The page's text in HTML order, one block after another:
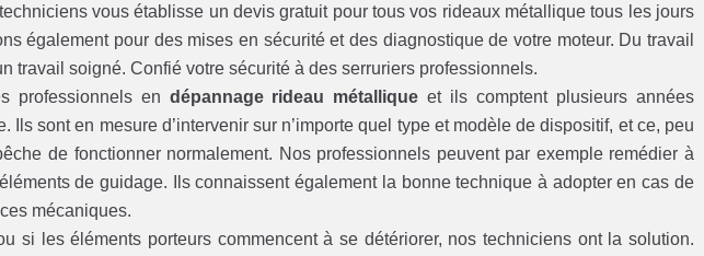
vous établisse un devis gratuit pour tous vos rideaux métallique tous les jours
également pour des mises en sécurité et des diagnostique de votre moteur. Du travail
travail soigné. Confié votre sécurité à des serruriers professionnels.
professionnels en dépannage rideau métallique et ils comptent plusieurs années
Ils sont en mesure d’intervenir sur n’importe quel type et modèle de dispositif, et ce, peu
de fonctionner normalement. Nos professionnels peuvent par exemple remédier à
de guidage. Ils connaissent également la bonne technique à adopter en cas de
mécaniques.
si les éléments porteurs commencent à se détériorer, nos techniciens ont la solution.